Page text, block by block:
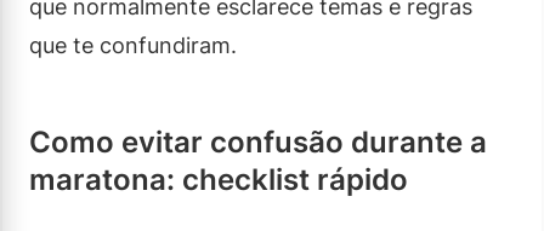
que normalmente esclarece temas e regras
que te confundiram.
Como evitar confusão durante a
maratona: checklist rápido